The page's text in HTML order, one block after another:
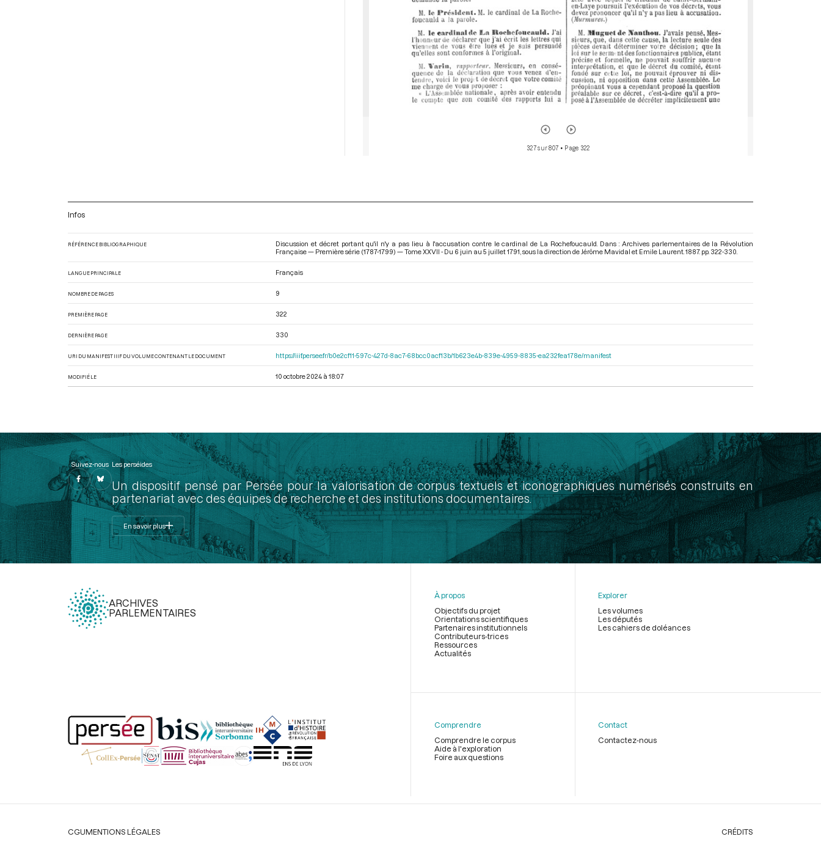
327 sur 807 • Page 322
Infos
RÉFÉRENCE BIBLIOGRAPHIQUE
Discussion et décret portant qu'il n'y a pas lieu à l'accusation contre le cardinal de La Rochefoucauld. Dans : Archives parlementaires de la Révolution
Française — Première série (1787-1799) — Tome XXVII - Du 6 juin au 5 juillet 1791 , sous la direction de Jérôme Mavidal et Emile Laurent. 1887. pp. 322-330.
LANGUE PRINCIPALE Français
NOMBRE DE PAGES 9
PREMIÈRE PAGE 322
DERNIÈRE PAGE 330
URI DU MANIFEST IIIF DU VOLUME CONTENANT LE DOCUMENT https://iiif.persee.fr/b0e2cf11-597c-427d-8ac7-68bcc0acf13b/1b623e4b-839e-4959-8835-ea232fea178e/manifest
MODIFIÉ LE 10 octobre 2024 à 18:07
Suivez-nous Les perséides
Un dispositif pensé par Persée pour la valorisation de corpus textuels et iconographiques numérisés construits en
partenariat avec des équipes de recherche et des institutions documentaires.
En savoir plus
ARCHIVES
PARLEMENTAIRES
page
À propos
Objectifs du projet
Orientations scientifiques
Partenaires institutionnels
Contributeurs-trices
Ressources
Actualités
Explorer
Les volumes
Les députés
Les cahiers de doléances
Comprendre
Comprendre le corpus
Aide à l'exploration
Foire aux questions
Contact
Contactez-nous
Légal
CGUMENTIONS LÉGALES CRÉDITS